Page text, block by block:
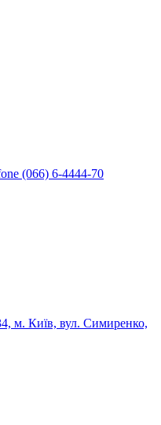
(066) 6-4444-70
м. Київ, вул. Симиренко,